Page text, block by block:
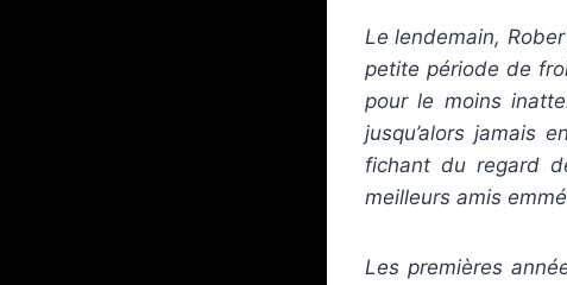
Le lendemain,
petite période de
pour le moins
jusqu’alors jamais
fichant du regard
meilleurs amis
Les premières